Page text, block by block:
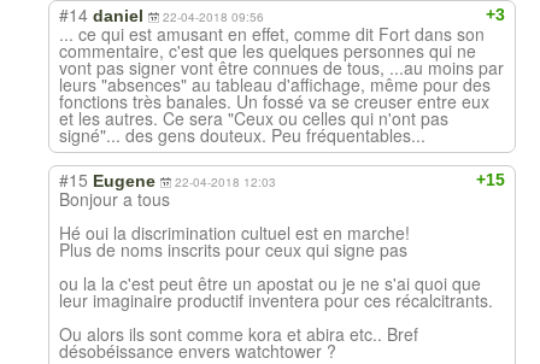
+3
#14 daniel 22-04-2018 09:56
... ce qui est amusant en effet, comme dit Fort dans son
commentaire, c'est que les quelques personnes qui ne
vont pas signer vont être connues de tous, ...au moins par
leurs "absences" au tableau d'affichage, même pour des
fonctions très banales. Un fossé va se creuser entre eux
et les autres. Ce sera "Ceux ou celles qui n'ont pas
signé"... des gens douteux. Peu fréquentables...
+15
#15 Eugene 22-04-2018 12:03
Bonjour a tous
Hé oui la discrimination cultuel est en marche!
Plus de noms inscrits pour ceux qui signe pas
ou la la c'est peut être un apostat ou je ne s'ai quoi que
leur imaginaire productif inventera pour ces récalcitrants.
Ou alors ils sont comme kora et abira etc.. Bref
désobéissance envers watchtower ?